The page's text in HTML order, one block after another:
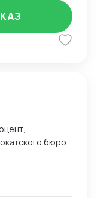
бюро
и решения